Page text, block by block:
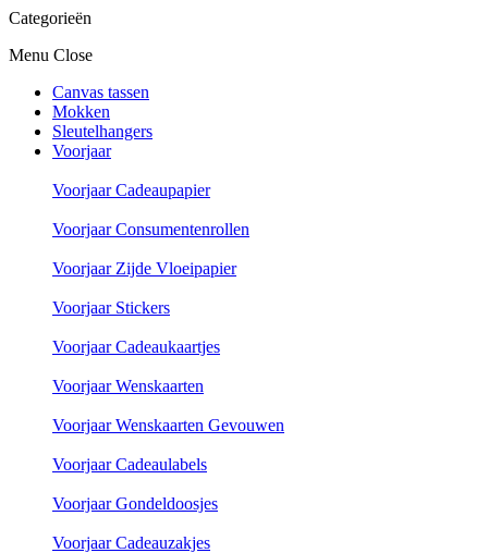
Categorieën
Menu Close
Canvas tassen
Mokken
Sleutelhangers
Voorjaar
Voorjaar Cadeaupapier
Voorjaar Consumentenrollen
Voorjaar Zijde Vloeipapier
Voorjaar Stickers
Voorjaar Cadeaukaartjes
Voorjaar Wenskaarten
Voorjaar Wenskaarten Gevouwen
Voorjaar Cadeaulabels
Voorjaar Gondeldoosjes
Voorjaar Cadeauzakjes